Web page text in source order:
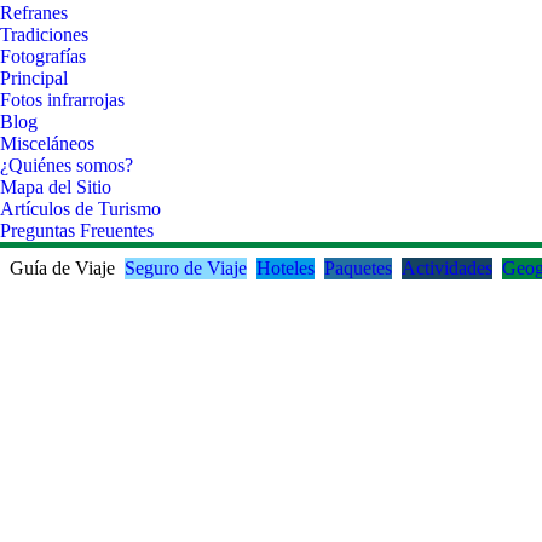
Refranes
Tradiciones
Fotografías
Principal
Fotos infrarrojas
Blog
Misceláneos
¿Quiénes somos?
Mapa del Sitio
Artículos de Turismo
Preguntas Freuentes
Guía de Viaje Seguro de Viaje Hoteles Paquetes Actividades